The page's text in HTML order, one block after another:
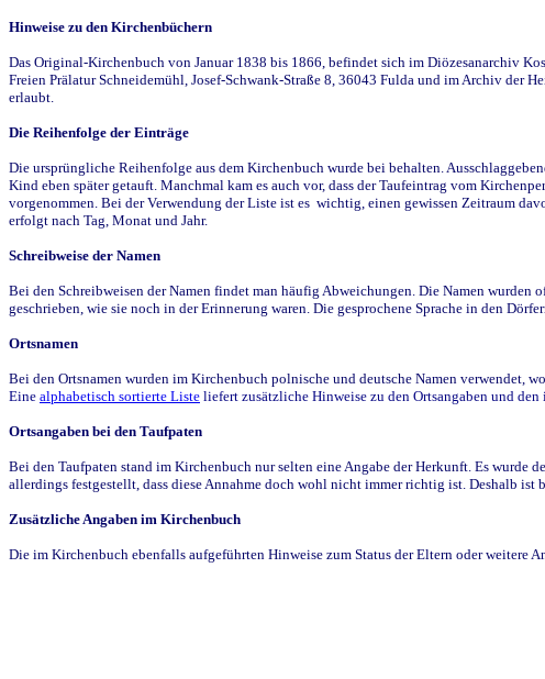
Hinweise zu den Kirchenbüchern
Das Original-Kirchenbuch von Januar 1838 bis 1866, befindet sich im Diözesanarchiv
Freien Prälatur Schneidemühl, Josef-Schwank-Straße 8, 36043 Fulda und im Archiv der
erlaubt.
Die Reihenfolge der Einträge
Die ursprüngliche Reihenfolge aus dem Kirchenbuch wurde bei behalten.
Kind eben später getauft. Manchmal kam es auch vor, dass der Taufeintrag vom
vorgenommen. Bei der Verwendung der Liste ist es wichtig, einen gewissen Zeitraum
erfolgt nach Tag, Monat und Jahr.
Schreibweise der Namen
Bei den Schreibweisen der Namen findet man häufig Abweichungen. Die Namen wurden
geschrieben, wie sie noch in der Erinnerung waren. Die gesprochene Sprache in den
Ortsnamen
Bei den Ortsnamen wurden im Kirchenbuch polnische und deutsche Namen verwendet,
Eine alphabetisch sortierte Liste liefert zusätzliche Hinweise zu den Ortsangaben und
Ortsangaben bei den Taufpaten
Bei den Taufpaten stand im Kirchenbuch nur selten eine Angabe der Herkunft. Es wurde
allerdings festgestellt, dass diese Annahme doch wohl nicht immer richtig ist. Deshalb ist
Zusätzliche Angaben im Kirchenbuch
Die im Kirchenbuch ebenfalls aufgeführten Hinweise zum Status der Eltern oder weitere